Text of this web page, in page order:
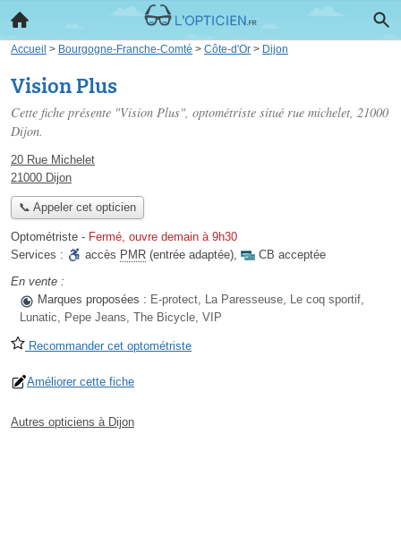
Accueil > Bourgogne-Franche-Comté > Côte-d'Or > Dijon
Vision Plus
Cette fiche présente "Vision Plus", optométriste situé rue michelet, 21000
Dijon.
20 Rue Michelet
21000 Dijon
📞 Appeler cet opticien
Optométriste - Fermé, ouvre demain à 9h30
Services :
accès PMR (entrée adaptée),
CB acceptée
En vente :
Marques proposées : E-protect, La Paresseuse, Le coq sportif,
Lunatic, Pepe Jeans, The Bicycle, VIP
Recommander cet optométriste
Améliorer cette fiche
Autres opticiens à Dijon